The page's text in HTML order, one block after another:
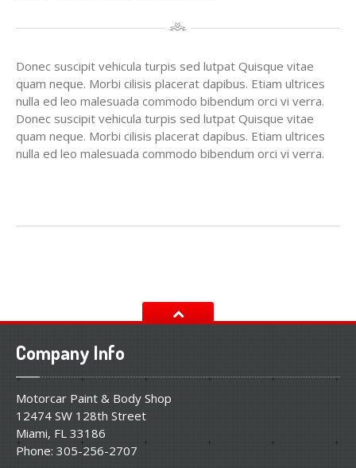
Donec suscipit vehicula turpis sed lutpat Quisque vitae
quam neque. Morbi cilisis placerat dapibus. Etiam ultrices
nulla ed leo malesuada commodo bibendum orci vi verra.
Donec suscipit vehicula turpis sed lutpat Quisque vitae
quam neque. Morbi cilisis placerat dapibus. Etiam ultrices
nulla ed leo malesuada commodo bibendum orci vi verra.
Company Info
Motorcar Paint & Body Shop
12474 SW 128th Street
Miami, FL 33186
Phone: 305-256-2707